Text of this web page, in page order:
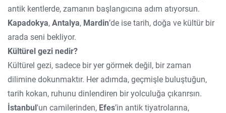
antik kentlerde, zamanın başlangıcına adım atıyorsun.
Kapadokya, Antalya, Mardin’de ise tarih, doğa ve kültür bir
arada seni bekliyor.
Kültürel gezi nedir?
Kültürel gezi, sadece bir yer görmek değil, bir zaman
dilimine dokunmaktır. Her adımda, geçmişle buluştuğun,
tarih kokan, ruhunu dinlendiren bir yolculuğa çıkarırsın.
İstanbul'un camilerinden, Efes’in antik tiyatrolarına,